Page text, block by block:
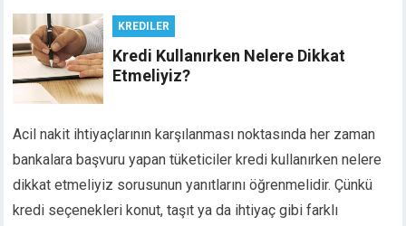
panel
panel
panel
panel
panel
panel
satın al
panel
KREDILER
Kredi Kullanırken Nelere Dikkat
Etmeliyiz?
Acil nakit ihtiyaçlarının karşılanması noktasında her zaman
bankalara başvuru yapan tüketiciler kredi kullanırken nelere
dikkat etmeliyiz sorusunun yanıtlarını öğrenmelidir. Çünkü
kredi seçenekleri konut, taşıt ya da ihtiyaç gibi farklı